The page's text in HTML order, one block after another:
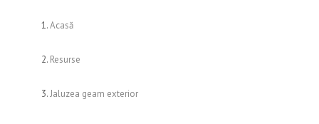
Acasă
Resurse
Jaluzea geam exterior